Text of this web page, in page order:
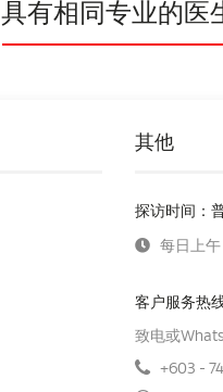
具有相同专业的医
其他
探访时间：
每日上
客户服务热
致电或
+603 -